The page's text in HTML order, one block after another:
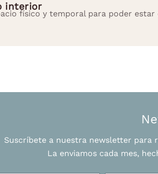
interior
físico y temporal para poder
Suscríbete a nuestra newsletter para
La enviamos cada mes,